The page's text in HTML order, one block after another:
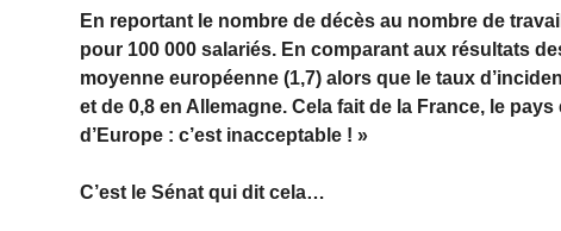
En reportant le nombre de décès au nombre de
pour 100 000 salariés. En comparant aux résultats
moyenne européenne (1,7) alors que le taux
et de 0,8 en Allemagne. Cela fait de la France, le
d’Europe : c’est inacceptable ! »
C’est le Sénat qui dit cela…